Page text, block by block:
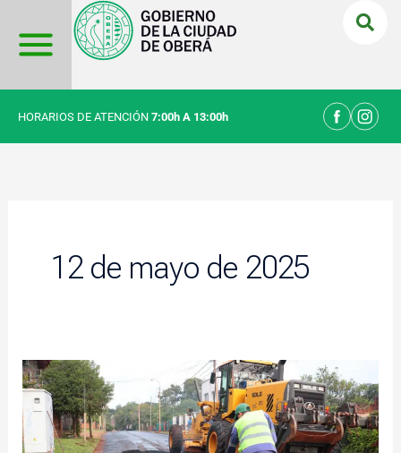
contenido
HORARIOS DE ATENCIÓN 7:00h A 13:00h
12 de mayo de 2025
Obras
públicas:
Asfalto
sobre